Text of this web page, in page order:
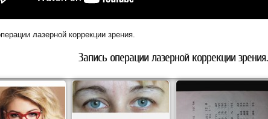
лазерной коррекции зрения.
Запись операции лазерной коррекции зрения.